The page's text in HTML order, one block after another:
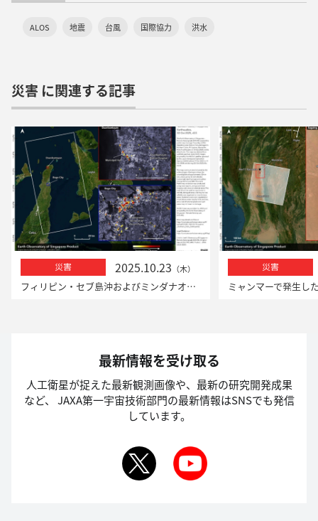
ALOS 地震 台風 国際協力 洪水
災害 に関連する記事
災害 2025.10.23 （木）
フィリピン・セブ島沖およびミンダナオ島沖での地震における「だいち2号」による観測
災害
最新情報を受け取る
人工衛星が捉えた最新観測画像や、最新の研究開発成果
など、
JAXA第一宇宙技術部門の最新情報はSNSでも発信
しています。